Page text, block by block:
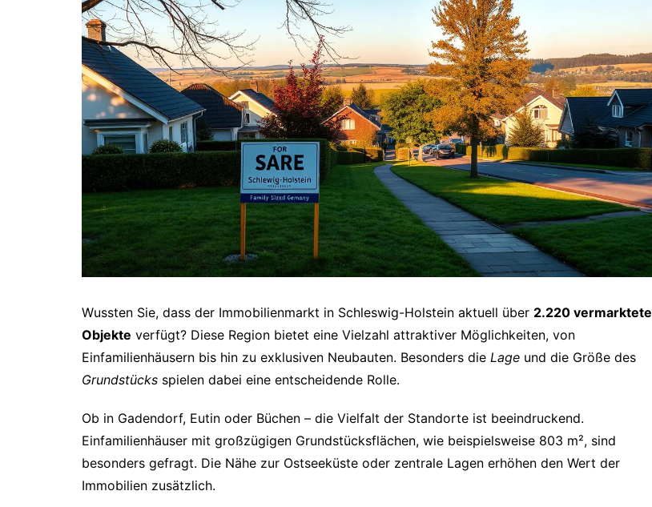
Wussten Sie, dass der Immobilienmarkt in Schleswig-Holstein aktuell über 2.220 vermarktete
Objekte verfügt? Diese Region bietet eine Vielzahl attraktiver Möglichkeiten, von
Einfamilienhäusern bis hin zu exklusiven Neubauten. Besonders die Lage und die Größe des
Grundstücks spielen dabei eine entscheidende Rolle.
Ob in Gadendorf, Eutin oder Büchen – die Vielfalt der Standorte ist beeindruckend.
Einfamilienhäuser mit großzügigen Grundstücksflächen, wie beispielsweise 803 m², sind
besonders gefragt. Die Nähe zur Ostseeküste oder zentrale Lagen erhöhen den Wert der
Immobilien zusätzlich.